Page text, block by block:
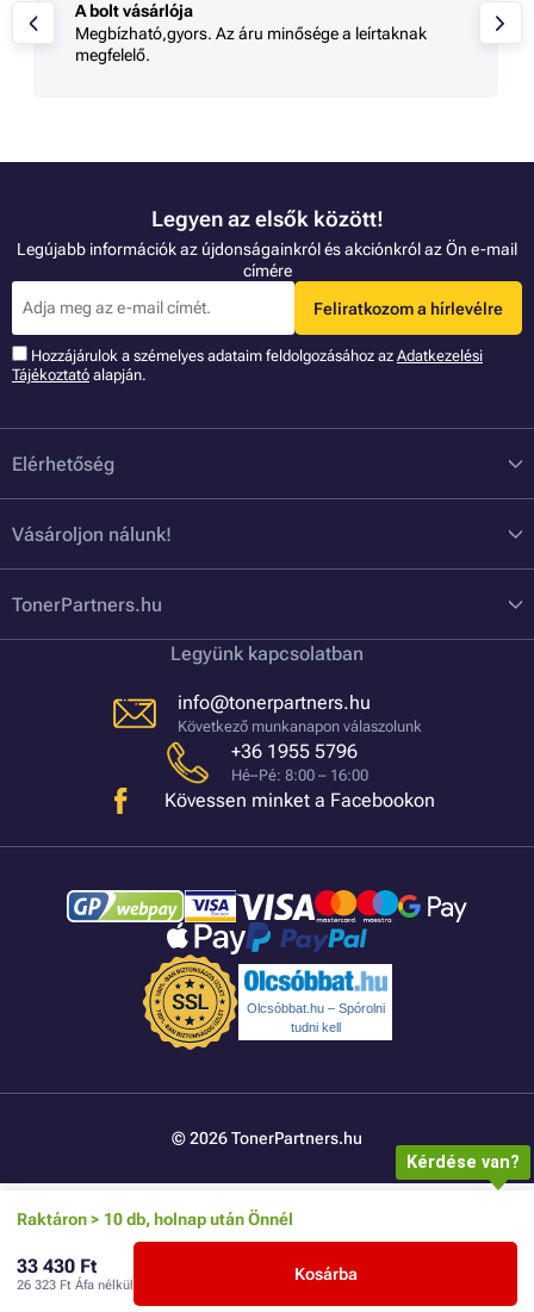
Raktáron > 10 db, holnap után Önnél
33 430 Ft
26 323 Ft Áfa nélkül
Kosárba
A bolt vásárlója
Megbízható,gyors. Az áru minősége a leírtaknak
megfelelő.
Legyen az elsők között!
Legújabb információk az újdonságainkról és akciónkról az Ön e-mail
címére
Feliratkozom a hírlevélre
Hozzájárulok a szémelyes adataim feldolgozásához az Adatkezelési
Tájékoztató alapján.
Elérhetőség
Vásároljon nálunk!
TonerPartners.hu
Legyünk kapcsolatban
info@tonerpartners.hu
Következő munkanapon válaszolunk
+36 1955 5796
Hé–Pé: 8:00 – 16:00
Kövessen minket a Facebookon
Olcsóbbat.hu – Spórolni
tudni kell
© 2026 TonerPartners.hu
Kérdése van?